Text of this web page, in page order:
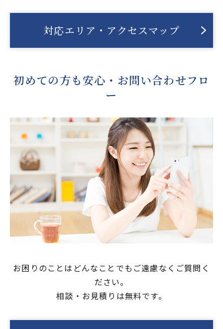
対応エリア・アクセスマップ
初めての方も安心・お問い合わせフロ
ー
お困りのことはどんなことでもご遠慮なくご質問く
ださい。
相談・お見積りは無料です。